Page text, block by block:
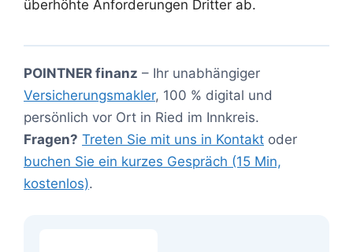
überhöhte Anforderungen Dritter ab.
POINTNER finanz – Ihr unabhängiger
Versicherungsmakler, 100 % digital und
persönlich vor Ort in Ried im Innkreis.
Fragen? Treten Sie mit uns in Kontakt oder
buchen Sie ein kurzes Gespräch (15 Min,
kostenlos).